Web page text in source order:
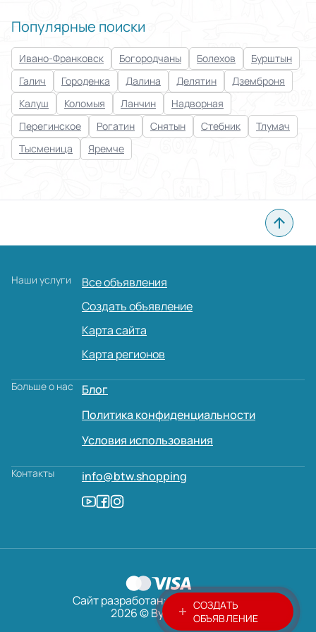
СОЗДАТЬ
ОБЪЯВЛЕНИЕ
Популярные поиски
Ивано-Франковск Богородчаны Болехов
Бурштын
Галич
Городенка Далина Делятин
Дземброня
Калуш
Коломыя Ланчин
Надворная
Перегинское
Рогатин Снятын Стебник
Тлумач
Тысменица
Яремче
Наши услуги
Все объявления
Создать объявление
Карта сайта
Карта регионов
Больше о нас
Блог
Политика конфиденциальности
Условия использования
Контакты info@btw.shopping
2026 © ByTheWay
Сайт разработан: AVADA MEDIA